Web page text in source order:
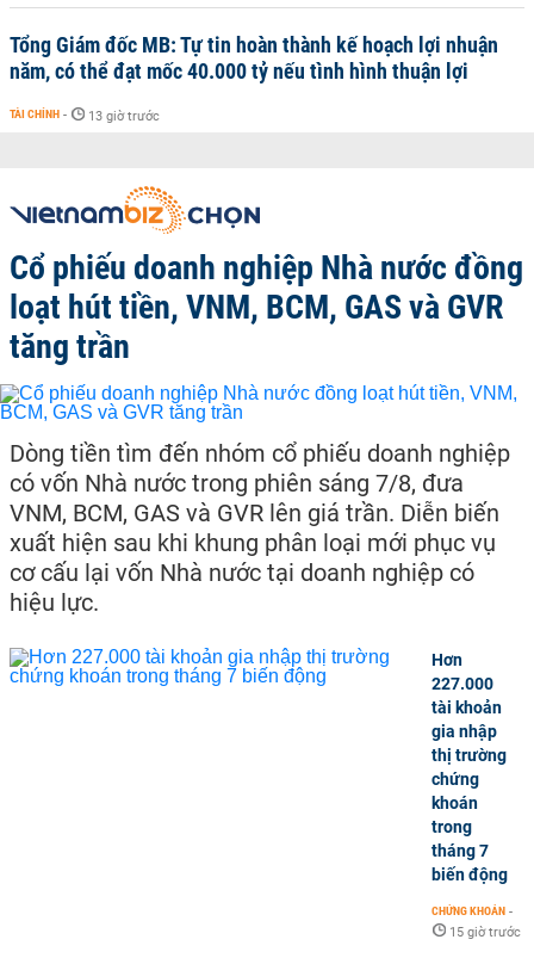
Tổng Giám đốc MB: Tự tin hoàn thành kế hoạch lợi nhuận
năm, có thể đạt mốc 40.000 tỷ nếu tình hình thuận lợi
TÀI CHÍNH - 13 giờ trước
Cổ phiếu doanh nghiệp Nhà nước đồng
loạt hút tiền, VNM, BCM, GAS và GVR
tăng trần
Dòng tiền tìm đến nhóm cổ phiếu doanh nghiệp
có vốn Nhà nước trong phiên sáng 7/8, đưa
VNM, BCM, GAS và GVR lên giá trần. Diễn biến
xuất hiện sau khi khung phân loại mới phục vụ
cơ cấu lại vốn Nhà nước tại doanh nghiệp có
hiệu lực.
Hơn
227.000
tài khoản
gia nhập
thị trường
chứng
khoán
trong
tháng 7
biến động
CHỨNG KHOÁN -
15 giờ trước